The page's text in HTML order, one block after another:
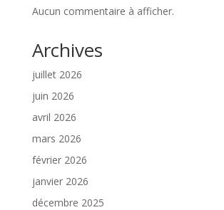
Aucun commentaire à afficher.
Archives
juillet 2026
juin 2026
avril 2026
mars 2026
février 2026
janvier 2026
décembre 2025